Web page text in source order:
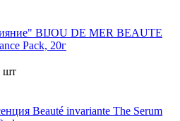
BIJOU DE MER BEAUTE
Pack, 20г
шт
Beauté invariante The Serum